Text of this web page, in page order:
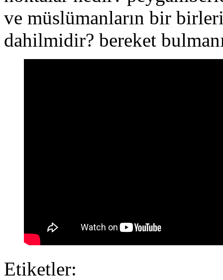
ve müslümanların bir
dahilmidir? bereket
Etiketler: